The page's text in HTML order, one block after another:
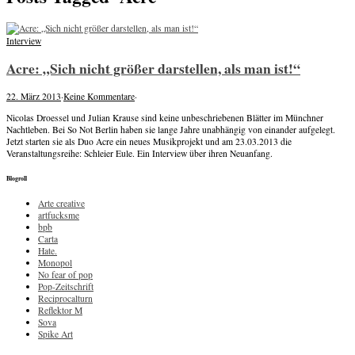
Interview
Acre: „Sich nicht größer darstellen, als man ist!“
22. März 2013·Keine Kommentare·
Nicolas Droessel und Julian Krause sind keine unbeschriebenen Blätter im Münchner
Nachtleben. Bei So Not Berlin haben sie lange Jahre unabhängig von einander aufgelegt.
Jetzt starten sie als Duo Acre ein neues Musikprojekt und am 23.03.2013 die
Veranstaltungsreihe: Schleier Eule. Ein Interview über ihren Neuanfang.
Blogroll
Arte creative
artfucksme
bpb
Carta
Hate.
Monopol
No fear of pop
Pop-Zeitschrift
Reciprocalturn
Reflektor M
Sova
Spike Art